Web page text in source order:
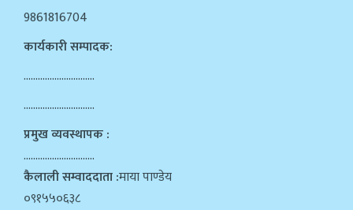
9861816704
कार्यकारी सम्पादक:
…………………………
…………………………
प्रमुख व्यवस्थापक :
…………………………
कैलाली सम्वाददाता :माया पाण्डेय
०९१५५०६३८